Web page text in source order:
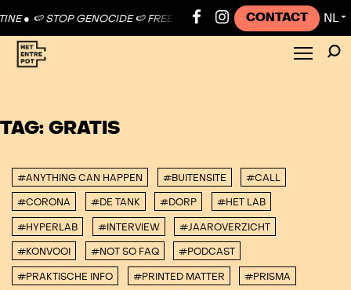
● 🍉 STOP GENOCIDE 🍉 FREE PALESTINE ● 🍉 STOP GENOCIDE 🍉
CONTACT NL ▼
TAG: GRATIS
#ANYTHING CAN HAPPEN #BUITENSITE #CALL
#CORONA #DE TANK #DORP #HET LAB
#HYPERLAB #INTERVIEW #JAAROVERZICHT
#KONVOOI #NOT SO FAQ #PODCAST
#PRAKTISCHE INFO #PRINTED MATTER #PRISMA